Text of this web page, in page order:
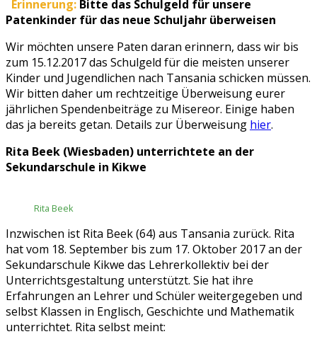
Erinnerung: Bitte das Schulgeld für unsere
Patenkinder für das neue Schuljahr überweisen
Wir möchten unsere Paten daran erinnern, dass wir bis
zum 15.12.2017 das Schulgeld für die meisten unserer
Kinder und Jugendlichen nach Tansania schicken müssen.
Wir bitten daher um rechtzeitige Überweisung eurer
jährlichen Spendenbeiträge zu Misereor. Einige haben
das ja bereits getan. Details zur Überweisung hier.
Rita Beek (Wiesbaden) unterrichtete an der
Sekundarschule in Kikwe
Rita Beek
Inzwischen ist Rita Beek (64) aus Tansania zurück. Rita
hat vom 18. September bis zum 17. Oktober 2017 an der
Sekundarschule Kikwe das Lehrerkollektiv bei der
Unterrichtsgestaltung unterstützt. Sie hat ihre
Erfahrungen an Lehrer und Schüler weitergegeben und
selbst Klassen in Englisch, Geschichte und Mathematik
unterrichtet. Rita selbst meint: